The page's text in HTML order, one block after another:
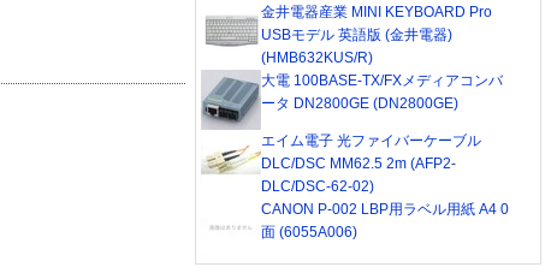
金井電器産業 MINI KEYBOARD Pro
USBモデル 英語版 (金井電器)
(HMB632KUS/R)
大電 100BASE-TX/FXメディアコンバ
ータ DN2800GE (DN2800GE)
エイム電子 光ファイバーケーブル
DLC/DSC MM62.5 2m (AFP2-
DLC/DSC-62-02)
CANON P-002 LBP用ラベル用紙 A4 0
面 (6055A006)